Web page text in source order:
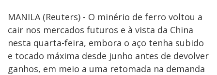
MANILA (Reuters) - O minério de ferro voltou a
cair nos mercados futuros e à vista da China
nesta quarta-feira, embora o aço tenha subido
e tocado máxima desde junho antes de devolver
ganhos, em meio a uma retomada na demanda